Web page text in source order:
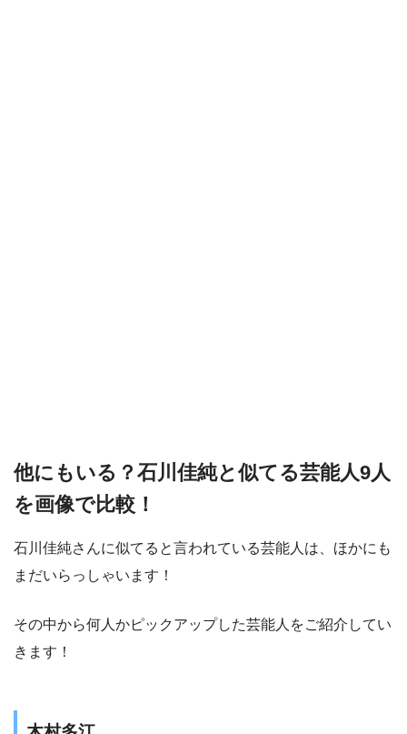
他にもいる？石川佳純と似てる芸能人9人
を画像で比較！
石川佳純さんに似てると言われている芸能人は、ほかにも
まだいらっしゃいます！
その中から何人かピックアップした芸能人をご紹介してい
きます！